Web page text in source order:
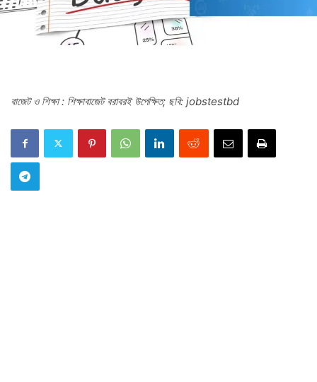
বাজেট ও শিক্ষা : শিক্ষাবাজেট বরাবরই উপেক্ষিত; ছবি: jobstestbd